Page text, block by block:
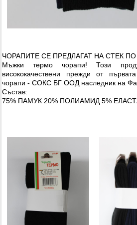
ЧОРАПИТЕ СЕ ПРЕДЛАГАТ НА СТЕК
Мъжки термо чорапи! Този
висококачествени прежди от
чорапи - СОКС БГ ООД наследник на
Състав:
75% ПАМУК 20% ПОЛИАМИД 5%